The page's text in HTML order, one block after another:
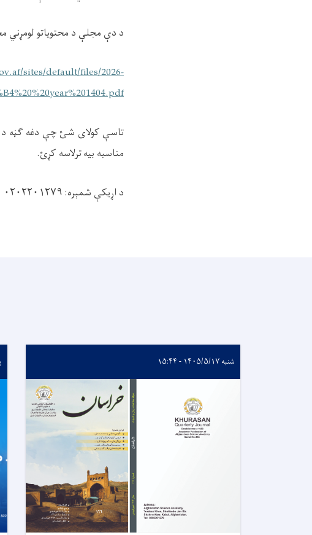
د دې مجلې د محتوياتو لومړني
sites/default/files/2026-
تاسې کولای شئ چې دغه ګڼه د
مناسبه بیه ترلاسه کړئ.
د اړيکې شمېره: ۰۲۰۲۲۰۱۲۷۹
شنبه ۱۴۰۵/۵/۱۷ - ۱۵:۴۴